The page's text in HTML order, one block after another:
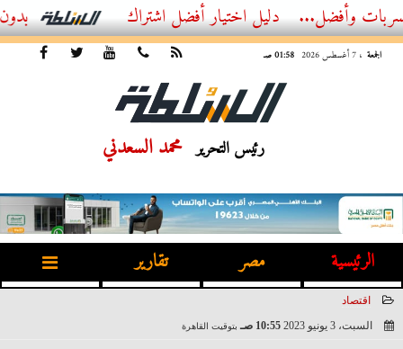
أفضل اشتراك IPTV بدون تقطيع 2026 – دليل المشاهد العصري
الجمعة ، 7 أغسطس 2026 01:58 صـ
رئيس التحرير محمد السعدني
الرئيسية مصر تقارير
اقتصاد
السبت، 3 يونيو 2023
10:55 صـ بتوقيت القاهرة